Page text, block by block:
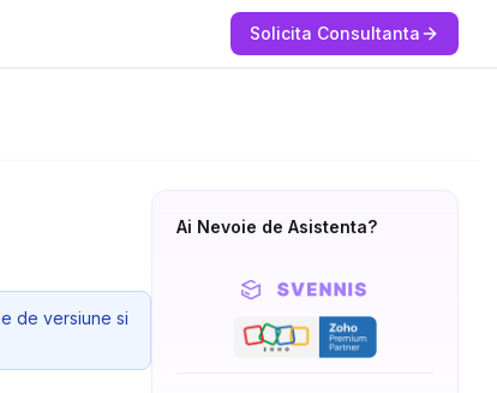
Solicita Consultanta
de versiune si
Ai Nevoie de Asistenta?